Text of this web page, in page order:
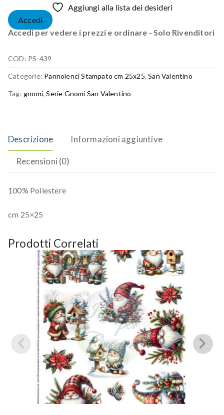
Aggiungi alla lista dei desideri
Accedi
Accedi per vedere i prezzi e ordinare - Solo Rivenditori
COD: PS-439
Categorie: Pannolenci Stampato cm 25x25,San Valentino
Tag: gnomi,Serie Gnomi San Valentino
Descrizione Informazioni aggiuntive
Recensioni (0)
100% Poliestere
cm 25×25
Prodotti Correlati